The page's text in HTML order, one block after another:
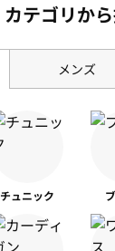
カテゴリか
メンズ
チュニック